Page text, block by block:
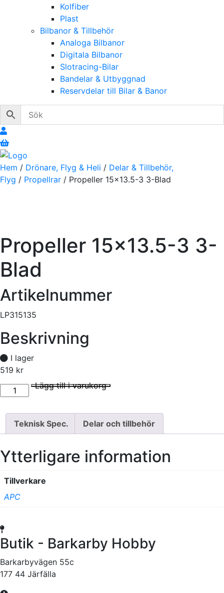
Kolfiber
Plast
Bilbanor & Tillbehör
Analoga Bilbanor
Digitala Bilbanor
Slotracing-Bilar
Bandelar & Utbyggnad
Reservdelar till Bilar & Banor
Hem / Drönare, Flyg & Heli / Delar & Tillbehör,
Flyg / Propellrar / Propeller 15×13.5-3 3-Blad
Propeller 15×13.5-3 3-
Blad
Artikelnummer
LP315135
Beskrivning
I lager
519 kr
I lager
Propeller 15x13.5-3 3-Blad mängd Lägg till i varukorg
Teknisk Spec. Delar och tillbehör
Ytterligare information
Tillverkare
APC
Butik - Barkarby Hobby
Barkarbyvägen 55c
177 44 Järfälla